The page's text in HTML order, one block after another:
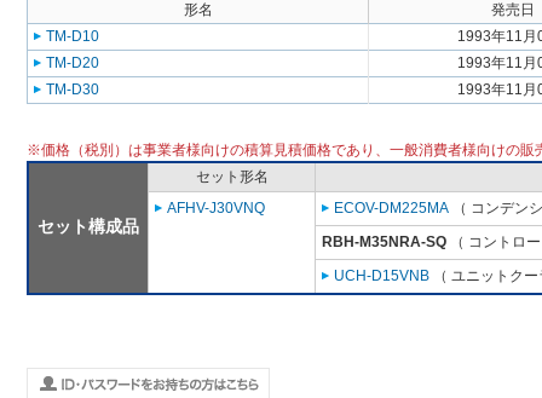
形名
発売日
TM-D10
1993年11月
TM-D20
1993年11月
TM-D30
1993年11月
※価格（税別）は事業者様向けの積算見積価格であり、一般消費者様向けの販
セット構成品
セット形名
AFHV-J30VNQ
ECOV-DM225MA （ コンデン
RBH-M35NRA-SQ （ コントロ
UCH-D15VNB （ ユニットク